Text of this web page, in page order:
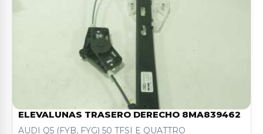
ELEVALUNAS TRASERO DERECHO 8MA839462
AUDI Q5 (FYB, FYG) 50 TFSI E QUATTRO